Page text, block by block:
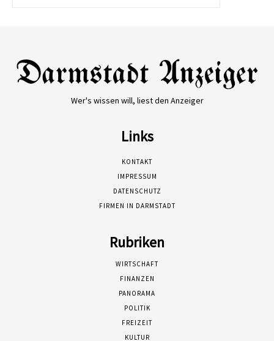
Wer's wissen will, liest den Anzeiger
Links
KONTAKT
IMPRESSUM
DATENSCHUTZ
FIRMEN IN DARMSTADT
Rubriken
WIRTSCHAFT
FINANZEN
PANORAMA
POLITIK
FREIZEIT
KULTUR